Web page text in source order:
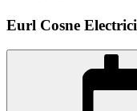
Eurl Cosne